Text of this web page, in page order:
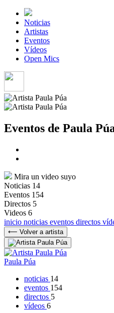
Noticias
Artistas
Eventos
Vídeos
Open Mics
Eventos de Paula
Mira un video suyo
Noticias 14
Eventos 154
Directos 5
Videos 6
inicio noticias eventos directos
⟵ Volver a artista
Paula Púa
noticias 14
eventos 154
directos 5
vídeos 6